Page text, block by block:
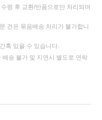
령 후 교환/반품으로만 처리되며
건은 묶음배송 처리가 불가합니
혹 있을 수 있습니다.
송 불가 및 지연시 별도로 연락